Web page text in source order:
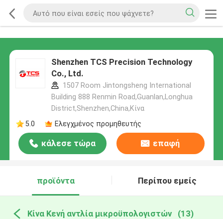
Shenzhen TCS Precision Technology
Co., Ltd.
1507 Room Jintongsheng International
Building 888 Renmin Road,Guanlan,Longhua
District,Shenzhen,China,Κίνα
5.0
Ελεγχμένος προμηθευτής
κάλεσε τώρα επαφή
προϊόντα Περίπου εμείς
Κίνα Κενή αντλία μικροϋπολογιστών (13)